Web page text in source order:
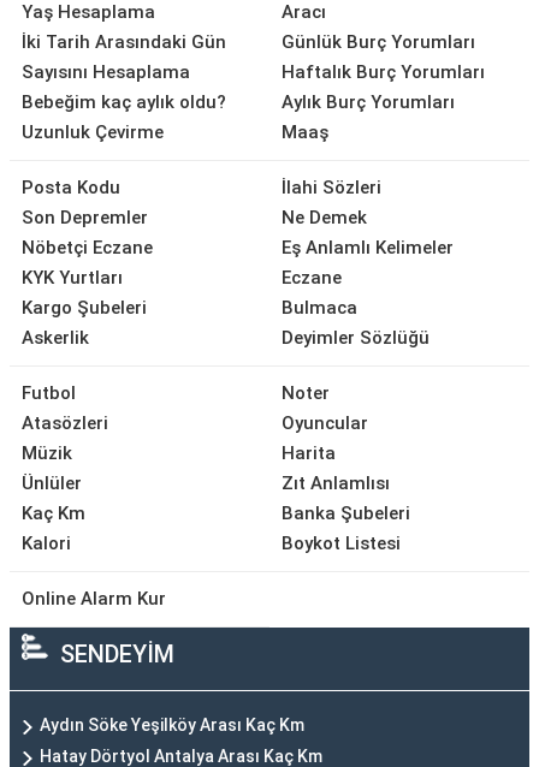
Yaş Hesaplama
İki Tarih Arasındaki Gün
Sayısını Hesaplama
Bebeğim kaç aylık oldu?
Uzunluk Çevirme
Aracı
Günlük Burç Yorumları
Haftalık Burç Yorumları
Aylık Burç Yorumları
Maaş
Posta Kodu
Son Depremler
Nöbetçi Eczane
KYK Yurtları
Kargo Şubeleri
Askerlik
İlahi Sözleri
Ne Demek
Eş Anlamlı Kelimeler
Eczane
Bulmaca
Deyimler Sözlüğü
Futbol
Atasözleri
Müzik
Ünlüler
Kaç Km
Kalori
Noter
Oyuncular
Harita
Zıt Anlamlısı
Banka Şubeleri
Boykot Listesi
Online Alarm Kur
SENDEYİM
Aydın Söke Yeşilköy Arası Kaç Km
Hatay Dörtyol Antalya Arası Kaç Km